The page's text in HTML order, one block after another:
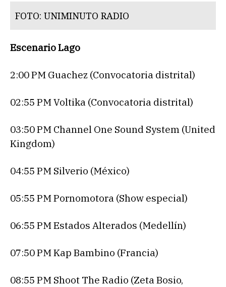
FOTO: UNIMINUTO RADIO
Escenario Lago
2:00 PM Guachez (Convocatoria distrital)
02:55 PM Voltika (Convocatoria distrital)
03:50 PM Channel One Sound System (United
Kingdom)
04:55 PM Silverio (México)
05:55 PM Pornomotora (Show especial)
06:55 PM Estados Alterados (Medellín)
07:50 PM Kap Bambino (Francia)
08:55 PM Shoot The Radio (Zeta Bosio,